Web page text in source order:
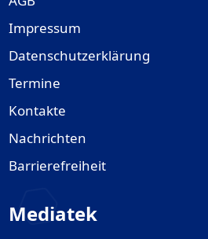
Impressum
Datenschutzerklärung
Termine
Kontakte
Nachrichten
Barrierefreiheit
Mediatek